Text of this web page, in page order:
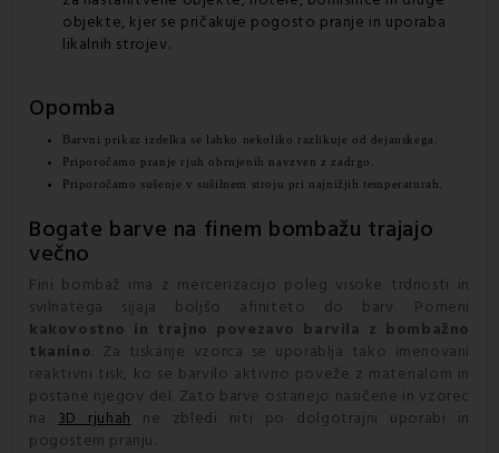
objekte, kjer se pričakuje pogosto pranje in uporaba
likalnih strojev.
Opomba
Barvni prikaz izdelka se lahko nekoliko razlikuje od dejanskega.
Priporočamo pranje rjuh obrnjenih navzven z zadrgo.
Priporočamo sušenje v sušilnem stroju pri najnižjih temperaturah.
Bogate barve na finem bombažu trajajo
večno
Fini bombaž ima z mercerizacijo poleg visoke trdnosti in
svilnatega sijaja boljšo afiniteto do barv. Pomeni
kakovostno in trajno povezavo barvila z bombažno
tkanino. Za tiskanje vzorca se uporablja tako imenovani
reaktivni tisk, ko se barvilo aktivno poveže z materialom in
postane njegov del. Zato barve ostanejo nasičene in vzorec
na 3D rjuhah ne zbledi niti po dolgotrajni uporabi in
pogostem pranju.